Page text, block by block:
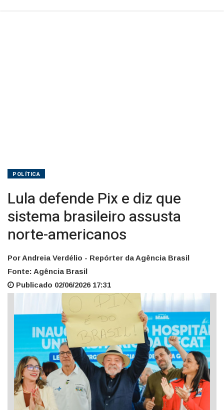
POLÍTICA
Lula defende Pix e diz que
sistema brasileiro assusta
norte-americanos
Por Andreia Verdélio - Repórter da Agência Brasil
Fonte: Agência Brasil
Publicado 02/06/2026 17:31